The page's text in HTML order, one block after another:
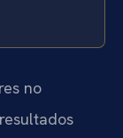
no